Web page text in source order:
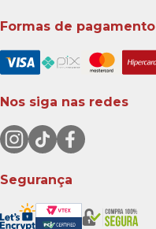
Formas de pagamento
Nos siga nas redes
Segurança